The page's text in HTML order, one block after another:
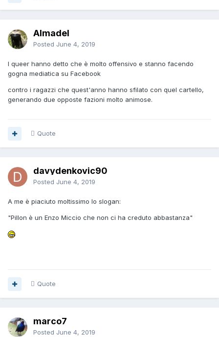
Almadel
Posted June 4, 2019
I queer hanno detto che è molto offensivo e stanno facendo
gogna mediatica su Facebook
contro i ragazzi che quest'anno hanno sfilato con quel cartello,
generando due opposte fazioni molto animose.
Quote
davydenkovic90
Posted June 4, 2019
A me è piaciuto moltissimo lo slogan:
"Pillon è un Enzo Miccio che non ci ha creduto abbastanza"
Quote
marco7
Posted June 4, 2019